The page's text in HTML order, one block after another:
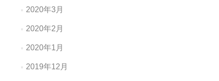
2020年3月
2020年2月
2020年1月
2019年12月